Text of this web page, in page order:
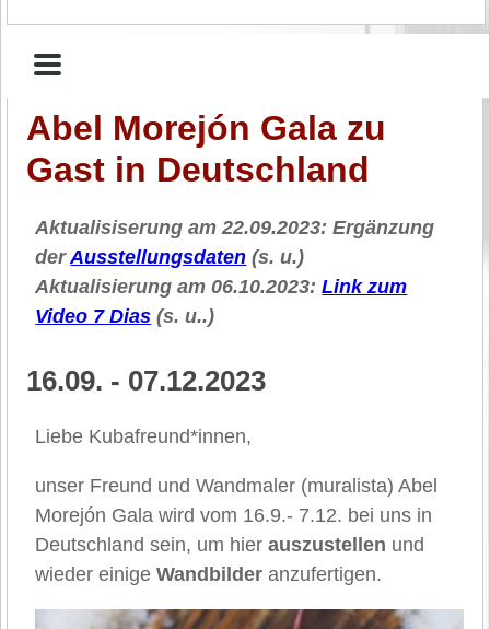
Abel Morejón Gala zu
Gast in Deutschland
Aktualisiserung am 22.09.2023: Ergänzung
derAusstellungsdaten (s. u.)
Aktualisierung am 06.10.2023:Link zum
Video 7 Dias (s. u..)
16.09. - 07.12.2023
Liebe Kubafreund*innen,
unser Freund und Wandmaler (muralista) Abel
Morejón Gala wird vom 16.9.- 7.12. bei uns in
Deutschland sein, um hierauszustellen und
wieder einigeWandbilder anzufertigen.